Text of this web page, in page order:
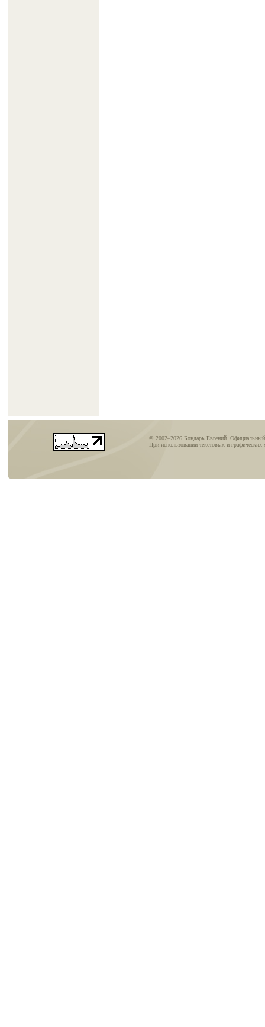
© 2002–2026 Бондарь Евгений.
При использовании текстовых и графических